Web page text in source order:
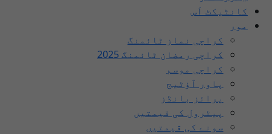
کانٹیکٹ اَس
مور
کراچی نماز ٹائمنگ
کراچی رمضان ٹائمنگ 2025
کراچی موسم
پاور آؤٹیج
پرائز بانڈز
پیٹرول کی قیمتیں
سونے کی قیمتیں